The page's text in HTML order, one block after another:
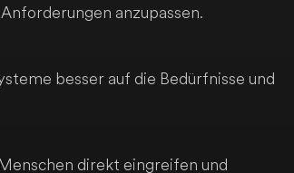
anzupassen.
besser auf die Bedürfnisse und
direkt eingreifen und